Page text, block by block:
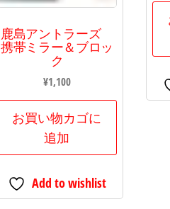
鹿島アントラーズ
携帯ミラー＆ブロッ
ク
¥1,100
お買い物カゴに
追加
Add to wishlist